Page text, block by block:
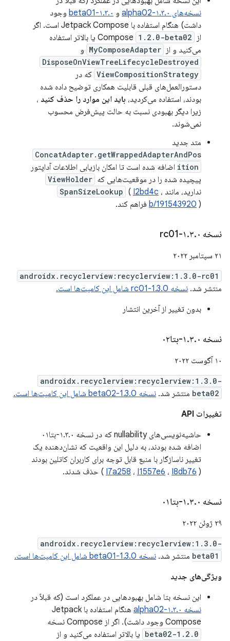
نسخه‌های ۱.۳.۰-alpha02
و ۱.۳.۰-beta01
وجود
داشت) هنگام استفاده با Jetpack Compose است. اگر
از Compose
1.2.0-beta02
یا بالاتر استفاده
می‌کنید و از MyComposeAdapter و
DisposeOnViewTreeLifecycleDestroyed
ViewCompositionStrategy که در
دستورالعمل‌های قبلی قابلیت همکاری توضیح داده شده
بودند، استفاده می‌کردید، باید این موارد را حذف کنید ،
زیرا دیگر بهبودی نسبت به حالت پیش‌فرض محسوب
نمی‌شوند.
متد جدید
ConcatAdapter.getWrappedAdapterAndPos
ition اضافه شده است تا امکان بازیابی اطلاعات آداپتور
پیچیده شده را در موقعیت‌هایی که ViewHolder
ندارید، مانند SpanSizeLookup ( I2bd4c ،
b/191543920 ) فراهم کند.
نسخه ۱ .۳.۰-rc01
۲۱ سپتامبر ۲۰۲۲
androidx.recyclerview:recyclerview:1.3.0-rc01
منتشر شد. نسخه 1.3.0-rc01 شامل این کامیت‌ها است.
بدون تغییر از آخرین انتشار
نسخه ۱ .۳.۰-بتا۰۲
۱۰ آگوست ۲۰۲۲
androidx.recyclerview:recyclerview:1.3.0-
beta02 منتشر شد. نسخه 1.3.0-beta02 شامل این کامیت‌ها است.
تغییرات API
حاشیه‌نویسی‌های nullability که در نسخه ۱.۳.۰-بتا۰۱
اضافه شده بودند، به دلیل این واقعیت که نشان‌دهنده یک
تغییر ناسازگار با منبع قابل توجه برای کاربران کاتلین بودند
(
I7a258 ، I1557e6 ، I8db76 ) حذف شدند.
نسخه ۱ .۳.۰-بتا۰۱
۲۹ ژوئن ۲۰۲۲
androidx.recyclerview:recyclerview:1.3.0-
beta01 منتشر شد. نسخه 1.3.0-beta01 شامل این کامیت‌ها است.
ویژگی‌های جدید
این نسخه بتا شامل بهبودهایی در عملکرد است (که قبلاً در
نسخه ۱.۳.۰-alpha02
هنگام استفاده با Jetpack
Compose وجود داشت). اگر از Compose نسخه
1.2.0-beta02 یا بالاتر استفاده می‌کنید و از